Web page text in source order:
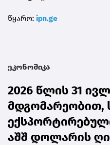
წყარო: ipn.ge
ეკონომიკა
2026 წლის 31
მდგომარეობით,
აშშ დოლარის